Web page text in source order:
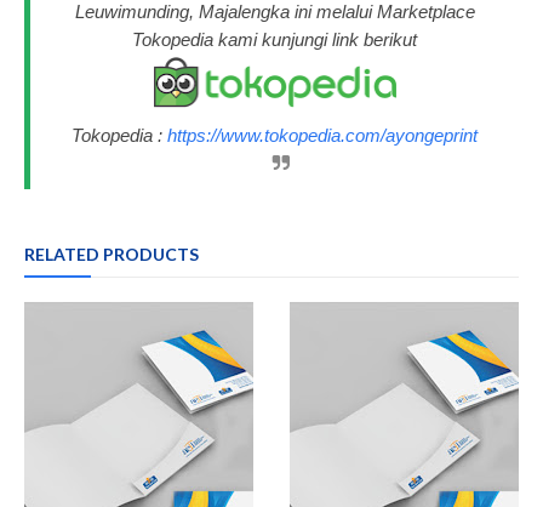
Leuwimunding, Majalengka ini melalui Marketplace
Tokopedia kami kunjungi link berikut
Tokopedia : https://www.tokopedia.com/ayongeprint
RELATED PRODUCTS